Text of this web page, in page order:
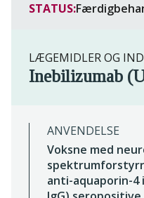
STATUS:
LÆGEMIDLER OG
Inebilizumab
ANVENDELSE
Voksne med
anti-aquaporin-4